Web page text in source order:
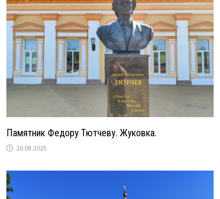
Памятник Федору Тютчеву. Жуковка.
26.08.2025